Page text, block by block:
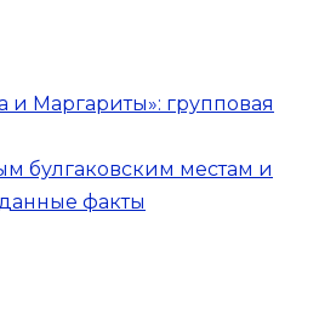
и Маргариты»: групповая
булгаковским местам и
факты